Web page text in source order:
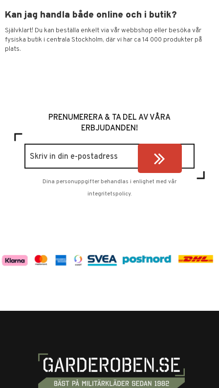
Kan jag handla både online och i butik?
Självklart! Du kan beställa enkelt via vår webbshop eller besöka vår
fysiska butik i centrala Stockholm, där vi har ca 14 000 produkter på
plats.
PRENUMERERA & TA DEL AV VÅRA
ERBJUDANDEN!
Dina personuppgifter behandlas i enlighet med vår
integritetspolicy.